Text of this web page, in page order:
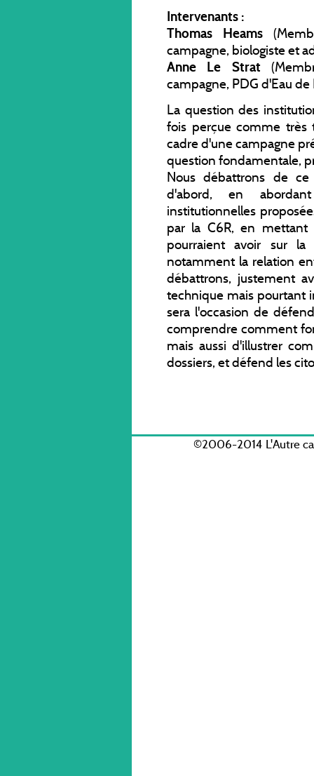
Intervenants :
Thomas Heams
campagne, biologiste et
Anne Le Strat
campagne, PDG d'Eau
La question des
fois perçue comme
cadre d'une campagne
question fondamentale,
Nous débattrons de
d'abord, en
institutionnelles
par la C6R, en mettant
pourraient avoir sur
notamment la relation
débattrons, justement
technique mais pourtant
sera l'occasion de
comprendre comment
mais aussi d'illustrer
dossiers, et défend les
©2006-2014 L'Autre